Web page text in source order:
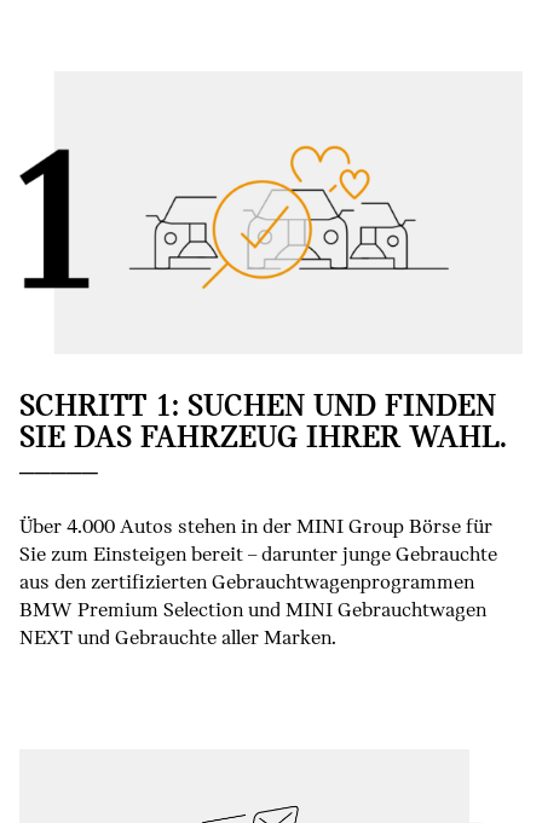
SCHRITT 1: SUCHEN UND FINDEN
SIE DAS FAHRZEUG IHRER WAHL.
Über 4.000 Autos stehen in der MINI Group Börse für
Sie zum Einsteigen bereit – darunter junge Gebrauchte
aus den zertifizierten Gebrauchtwagenprogrammen
BMW Premium Selection und MINI Gebrauchtwagen
NEXT und Gebrauchte aller Marken.